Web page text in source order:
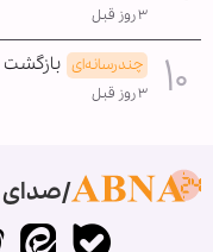
۳ روز قبل
چندرسانه‌ای بازگشت
۳ روز قبل
صدای